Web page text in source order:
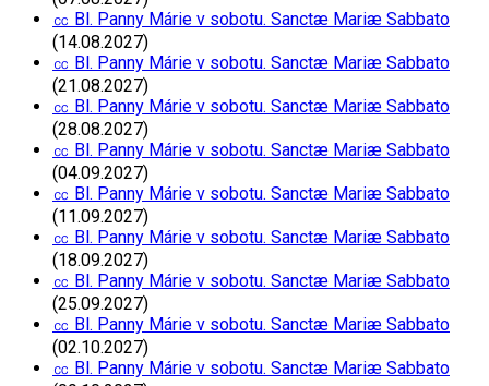
㏄ Bl. Panny Márie v sobotu. Sanctæ Mariæ Sabbato
(14.08.2027)
㏄ Bl. Panny Márie v sobotu. Sanctæ Mariæ Sabbato
(21.08.2027)
㏄ Bl. Panny Márie v sobotu. Sanctæ Mariæ Sabbato
(28.08.2027)
㏄ Bl. Panny Márie v sobotu. Sanctæ Mariæ Sabbato
(04.09.2027)
㏄ Bl. Panny Márie v sobotu. Sanctæ Mariæ Sabbato
(11.09.2027)
㏄ Bl. Panny Márie v sobotu. Sanctæ Mariæ Sabbato
(18.09.2027)
㏄ Bl. Panny Márie v sobotu. Sanctæ Mariæ Sabbato
(25.09.2027)
㏄ Bl. Panny Márie v sobotu. Sanctæ Mariæ Sabbato
(02.10.2027)
㏄ Bl. Panny Márie v sobotu. Sanctæ Mariæ Sabbato